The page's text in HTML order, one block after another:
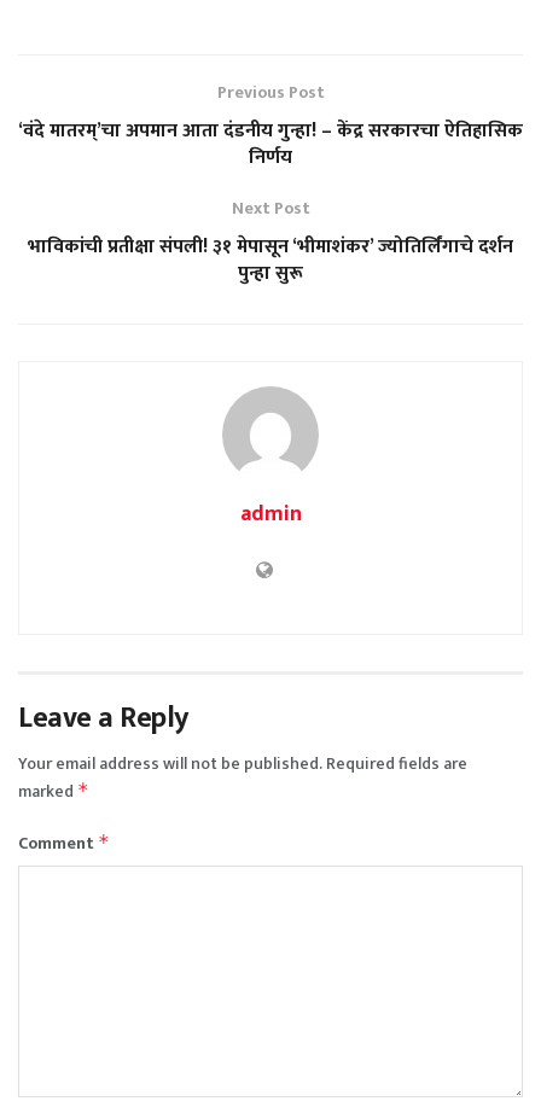
Previous Post
‘वंदे मातरम्’चा अपमान आता दंडनीय गुन्हा! – केंद्र सरकारचा ऐतिहासिक
निर्णय
Next Post
भाविकांची प्रतीक्षा संपली! ३१ मेपासून ‘भीमाशंकर’ ज्योतिर्लिंगाचे दर्शन
पुन्हा सुरू
admin
Leave a Reply
Your email address will not be published.Required fields are
marked *
Comment *